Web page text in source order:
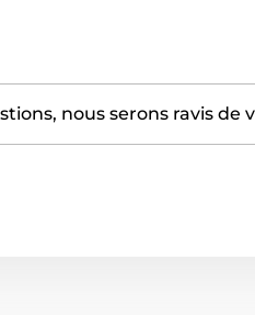
nous serons ravis de